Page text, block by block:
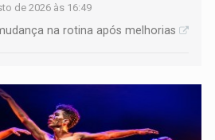
de 2026 às 16:49
na rotina após melhorias